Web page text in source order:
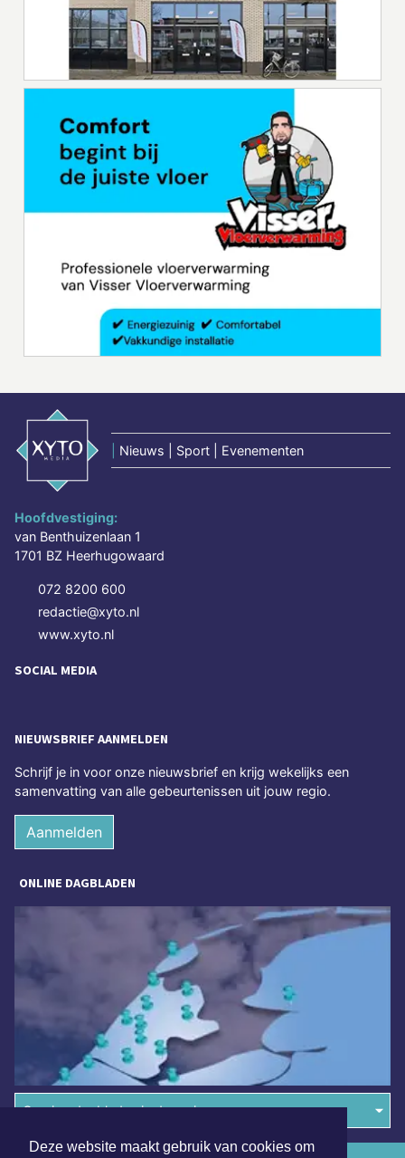
Deze website maakt gebruik van cookies om
Nieuws | Sport | Evenementen
Hoofdvestiging:
van Benthuizenlaan 1
1701 BZ Heerhugowaard
072 8200 600
redactie@xyto.nl
www.xyto.nl
SOCIAL MEDIA
NIEUWSBRIEF AANMELDEN
Schrijf je in voor onze nieuwsbrief en krijg wekelijks een
samenvatting van alle gebeurtenissen uit jouw regio.
Aanmelden
ONLINE DAGBLADEN
Overige dagbladen in de regio